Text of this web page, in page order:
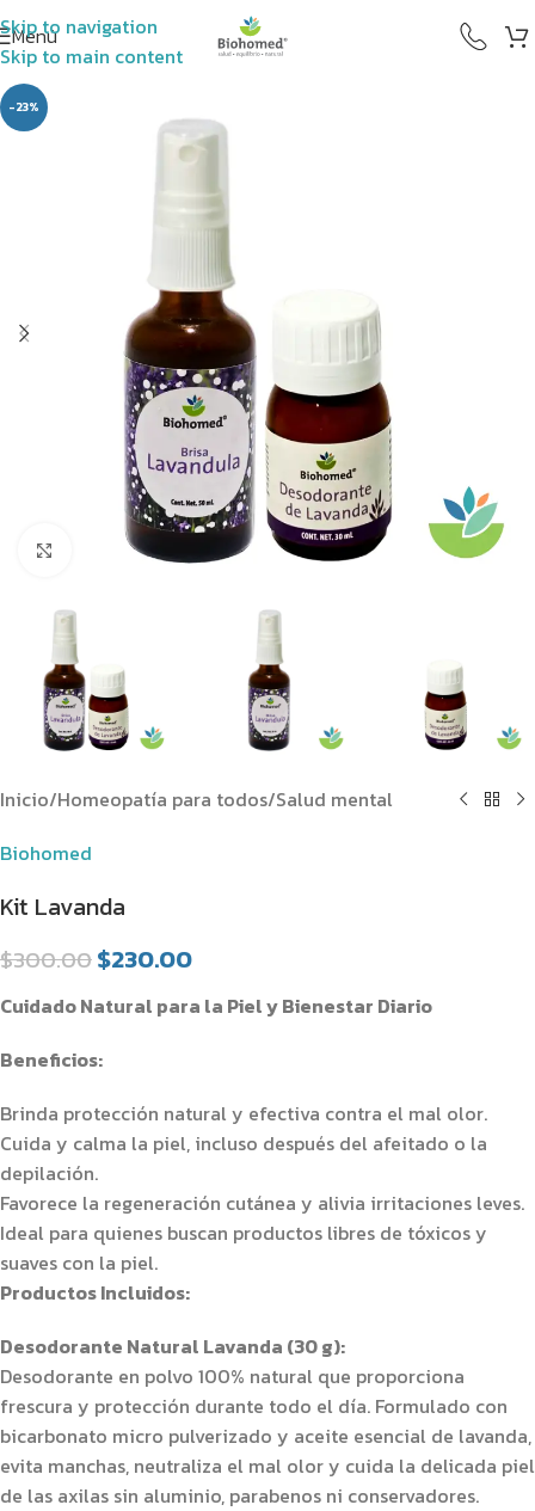
Skip to navigation
Skip to main content
Menú
-23%
Clic para ampliar
Inicio/Homeopatía para todos/Salud mental
Biohomed
Kit Lavanda
$300.00$230.00
Cuidado Natural para la Piel y Bienestar Diario
Beneficios:
Brinda protección natural y efectiva contra el mal olor.
Cuida y calma la piel, incluso después del afeitado o la
depilación.
Favorece la regeneración cutánea y alivia irritaciones leves.
Ideal para quienes buscan productos libres de tóxicos y
suaves con la piel.
Productos Incluidos:
Desodorante Natural Lavanda (30 g):
Desodorante en polvo 100% natural que proporciona
frescura y protección durante todo el día. Formulado con
bicarbonato micro pulverizado y aceite esencial de lavanda,
evita manchas, neutraliza el mal olor y cuida la delicada piel
de las axilas sin aluminio, parabenos ni conservadores.